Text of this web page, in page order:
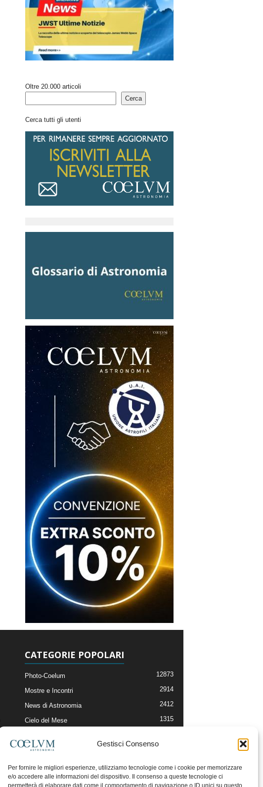
Gestisci Consenso
Per fornire le migliori esperienze, utilizziamo tecnologie come i cookie per memorizzare
e/o accedere alle informazioni del dispositivo. Il consenso a queste tecnologie ci
permetterà di elaborare dati come il comportamento di navigazione o ID unici su questo
Oltre 20.000 articoli
Cerca
Cerca tutti gli utenti
CATEGORIE POPOLARI
Photo-Coelum 12873
Mostre e Incontri 2914
News di Astronomia 2412
Cielo del Mese 1315
Articoli e Risorse On-Line
Il Blog della Redazione